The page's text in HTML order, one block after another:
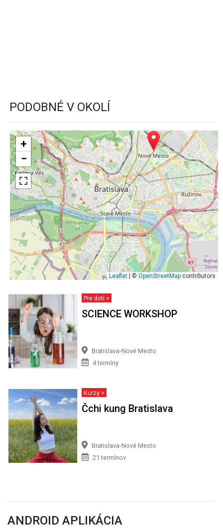
PODOBNÉ V OKOLÍ
+
−
Leaflet | © OpenStreetMap contributors
Pre deti >
SCIENCE WORKSHOP
Bratislava-Nové Mesto
4 termíny
Kurzy >
Čchi kung Bratislava
Bratislava-Nové Mesto
21 termínov
ANDROID APLIKÁCIA